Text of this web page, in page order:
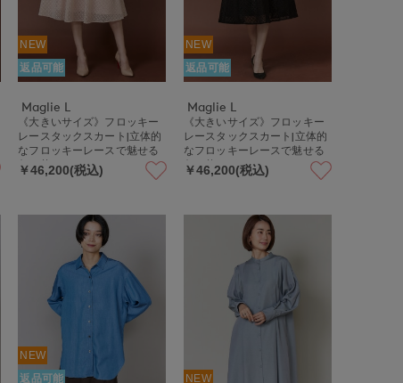
NEW
返品可能
Maglie L
《大きいサイズ》フロッキー
レースタックスカート|立体的
なフロッキーレースで魅せる
旬の華やぎ
￥46,200(税込)
NEW
返品可能
Maglie L
《大きいサイズ》フロッキー
レースタックスカート|立体的
なフロッキーレースで魅せる
旬の華やぎ
￥46,200(税込)
NEW
返品可能
NEW